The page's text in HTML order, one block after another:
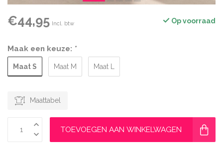
€44,95 Incl. btw Op voorraad
Maak een keuze: *
Maat S Maat M Maat L
Maattabel
TOEVOEGEN AAN WINKELWAGEN